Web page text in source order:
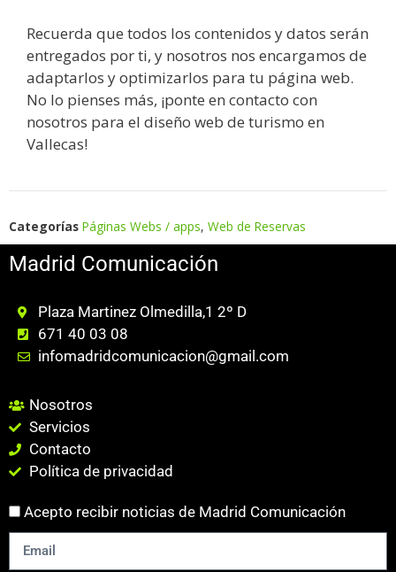
Recuerda que todos los contenidos y datos serán
entregados por ti, y nosotros nos encargamos de
adaptarlos y optimizarlos para tu página web.
No lo pienses más, ¡ponte en contacto con
nosotros para el diseño web de turismo en
Vallecas!
Categorías Páginas Webs / apps, Web de Reservas
Madrid Comunicación
Plaza Martinez Olmedilla,1 2º D
671 40 03 08
infomadridcomunicacion@gmail.com
Nosotros
Servicios
Contacto
Política de privacidad
Acepto recibir noticias de Madrid Comunicación